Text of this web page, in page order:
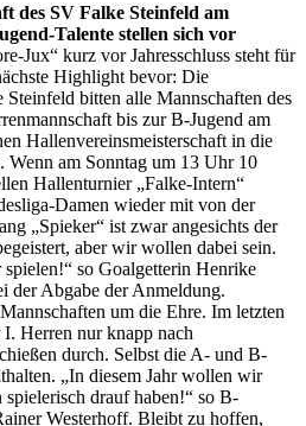
des SV Falke Steinfeld am
Talente stellen sich vor
Jux“ kurz vor Jahresschluss steht für
Highlight bevor: Die
Steinfeld bitten alle Mannschaften des
bis zur B-Jugend am
Hallenvereinsmeisterschaft in die
Wenn am Sonntag um 13 Uhr 10
Hallenturnier „Falke-Intern“
Damen wieder mit von der
„Spieker“ ist zwar angesichts der
aber wir wollen dabei sein.
so Goalgetterin Henrike
der Abgabe der Anmeldung.
um die Ehre. Im letzten
I. Herren nur knapp nach
durch. Selbst die A- und B-
„In diesem Jahr wollen wir
drauf haben!“ so B-
Westerhoff. Bleibt zu hoffen,